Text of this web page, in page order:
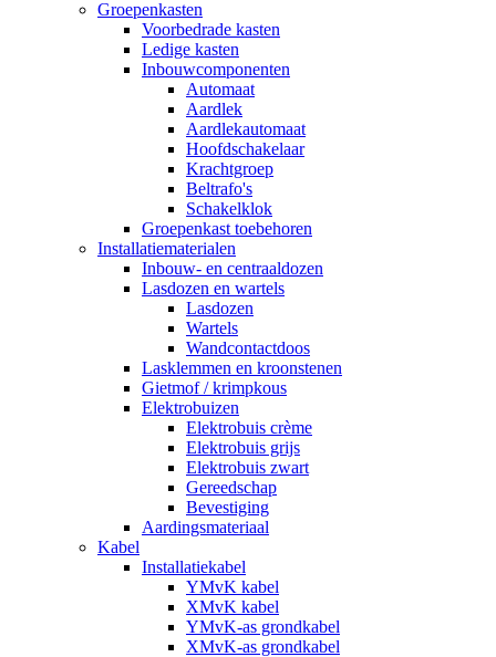
Groepenkasten
Voorbedrade kasten
Ledige kasten
Inbouwcomponenten
Automaat
Aardlek
Aardlekautomaat
Hoofdschakelaar
Krachtgroep
Beltrafo's
Schakelklok
Groepenkast toebehoren
Installatiematerialen
Inbouw- en centraaldozen
Lasdozen en wartels
Lasdozen
Wartels
Wandcontactdoos
Lasklemmen en kroonstenen
Gietmof / krimpkous
Elektrobuizen
Elektrobuis crème
Elektrobuis grijs
Elektrobuis zwart
Gereedschap
Bevestiging
Aardingsmateriaal
Kabel
Installatiekabel
YMvK kabel
XMvK kabel
YMvK-as grondkabel
XMvK-as grondkabel